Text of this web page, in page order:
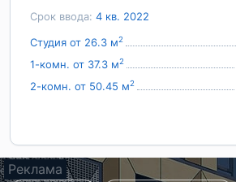
Срок ввода: 4 кв. 2022
Студия от 26.3 м2
1-комн. от 37.3 м2
2-комн. от 50.45 м2
Реклама